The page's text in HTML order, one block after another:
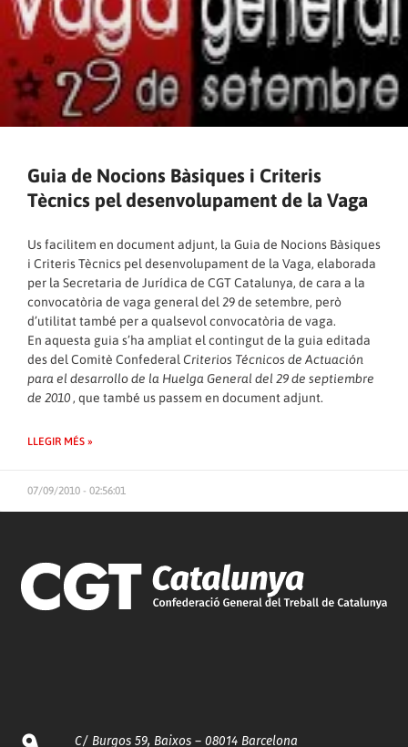
Guia de Nocions Bàsiques i Criteris
Tècnics pel desenvolupament de la Vaga
Us facilitem en document adjunt, la Guia de Nocions Bàsiques
i Criteris Tècnics pel desenvolupament de la Vaga, elaborada
per la Secretaria de Jurídica de CGT Catalunya, de cara a la
convocatòria de vaga general del 29 de setembre, però
d’utilitat també per a qualsevol convocatòria de vaga.
En aquesta guia s’ha ampliat el contingut de la guia editada
des del Comitè Confederal Criterios Técnicos de Actuación
para el desarrollo de la Huelga General del 29 de septiembre
de 2010 , que també us passem en document adjunt.
LLEGIR MÉS »
07/09/2010 - 02:56:01
C/ Burgos 59, Baixos – 08014 Barcelona